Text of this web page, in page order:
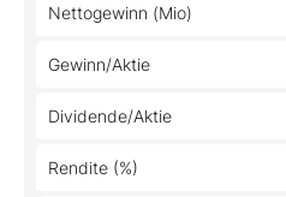
Nettogewinn (Mio)
Gewinn/Aktie
Dividende/Aktie
Rendite (%)